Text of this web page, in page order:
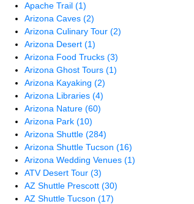
Apache Trail(1)
Arizona Caves(2)
Arizona Culinary Tour(2)
Arizona Desert(1)
Arizona Food Trucks(3)
Arizona Ghost Tours(1)
Arizona Kayaking(2)
Arizona Libraries(4)
Arizona Nature(60)
Arizona Park(10)
Arizona Shuttle(284)
Arizona Shuttle Tucson(16)
Arizona Wedding Venues(1)
ATV Desert Tour(3)
AZ Shuttle Prescott(30)
AZ Shuttle Tucson(17)